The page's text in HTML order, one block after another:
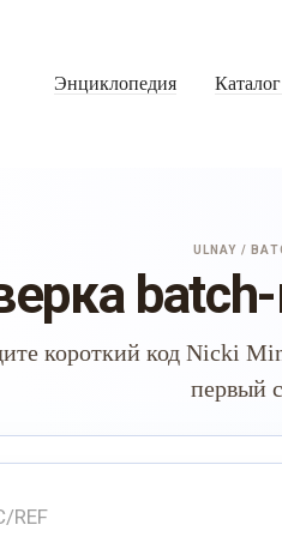
Энциклопедия
ULNAY /
короткий код Nicki
первый